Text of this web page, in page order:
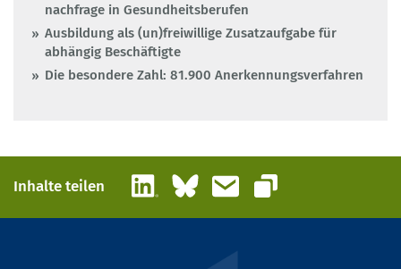
nachfrage in Gesundheitsberufen
Ausbildung als (un)freiwillige Zusatzaufgabe für
abhängig Beschäftigte
Die besondere Zahl: 81.900 Anerkennungsverfahren
Inhalte teilen LinkedInBlueskyE-Mail
Link kopieren